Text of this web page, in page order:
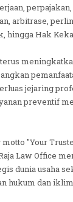
arbitrase,
hingga Hak
jejaring
preventif
motto "Your
Law Office
dunia usaha
hukum dan